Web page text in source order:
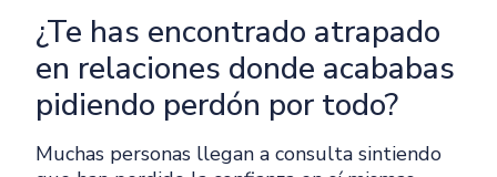
¿Te has encontrado atrapado
en relaciones donde acababas
pidiendo perdón por todo?
Muchas personas llegan a consulta sintiendo